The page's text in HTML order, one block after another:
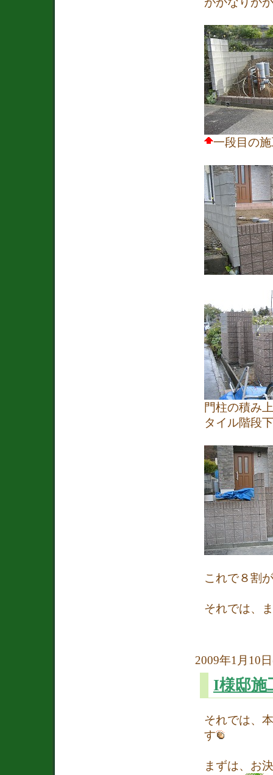
一段目の
門柱の積み
タイル階段
これで８割
それでは、
2009年1月10
I様邸施
それでは、
す
まずは、お